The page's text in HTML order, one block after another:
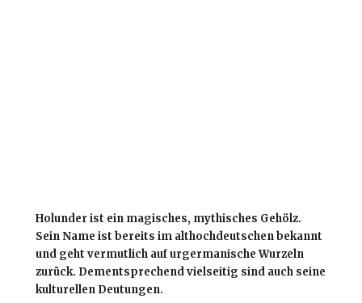
Holunder ist ein magisches, mythisches Gehölz.
Sein Name ist bereits im althochdeutschen bekannt
und geht vermutlich auf urgermanische Wurzeln
zurück. Dementsprechend vielseitig sind auch seine
kulturellen Deutungen.